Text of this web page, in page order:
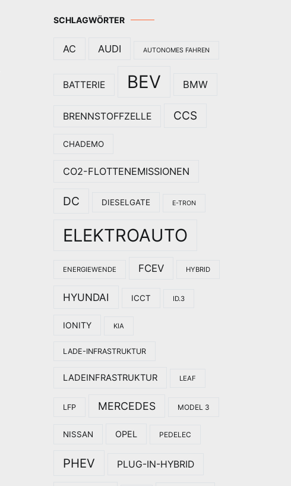
SCHLAGWÖRTER
AC AUDI AUTONOMES FAHREN
BATTERIE BEV BMW
BRENNSTOFFZELLE CCS
CHADEMO
CO2-FLOTTENEMISSIONEN
DC DIESELGATE E-TRON
ELEKTROAUTO
ENERGIEWENDE FCEV HYBRID
HYUNDAI ICCT ID.3
IONITY KIA
LADE-INFRASTRUKTUR
LADEINFRASTRUKTUR LEAF
LFP MERCEDES MODEL 3
NISSAN OPEL PEDELEC
PHEV PLUG-IN-HYBRID